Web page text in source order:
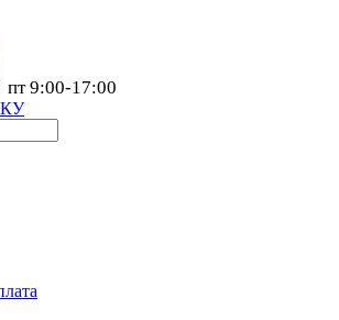
9:00-17:00